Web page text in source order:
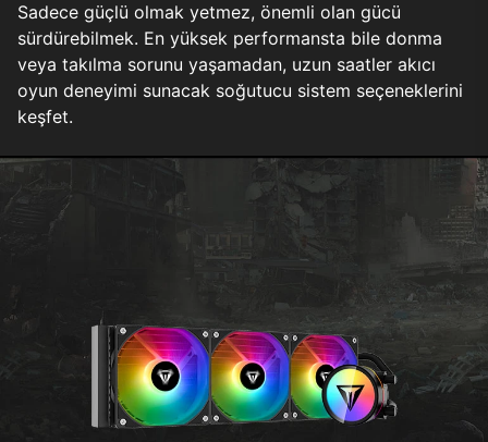
Sadece güçlü olmak yetmez, önemli olan gücü
sürdürebilmek. En yüksek performansta bile donma
veya takılma sorunu yaşamadan, uzun saatler akıcı
oyun deneyimi sunacak soğutucu sistem seçeneklerini
keşfet.